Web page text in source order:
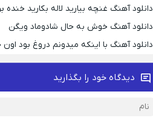
دانلود آهنگ غنچه بیارید لاله بکارید خنده
دانلود آهنگ خوش به حال شادوماد ویگن
دانلود آهنگ با اینکه میدونم دروغ بود
دیدگاه خود را بگذارید